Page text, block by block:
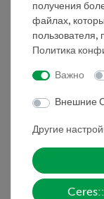
Контактное лицо
Условия
Вводные данные
получения
файлах,
пользователя,
Политика
Важно
Внешние
Другие